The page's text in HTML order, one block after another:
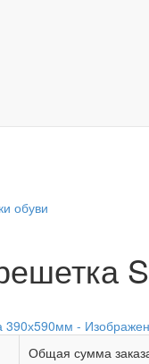
обуви
Общая сумма